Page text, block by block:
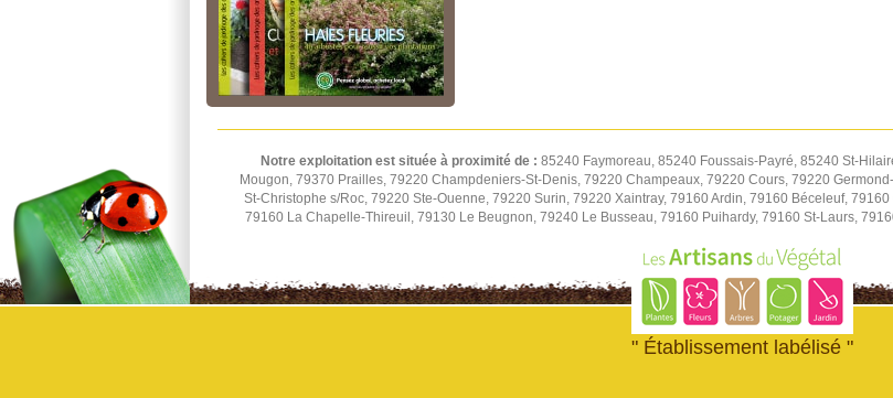
Notre exploitation est située à proximité de : 85240 Faymoreau, 85240 Foussais-Payré, 85240 St-
Mougon, 79370 Prailles, 79220 Champdeniers-St-Denis, 79220 Champeaux, 79220 Cours, 79220
St-Christophe s/Roc, 79220 Ste-Ouenne, 79220 Surin, 79220 Xaintray, 79160 Ardin, 79160 Béceleuf,
79160 La Chapelle-Thireuil, 79130 Le Beugnon, 79240 Le Busseau, 79160 Puihardy, 79160 St-Laurs,
" Établissement labélisé "